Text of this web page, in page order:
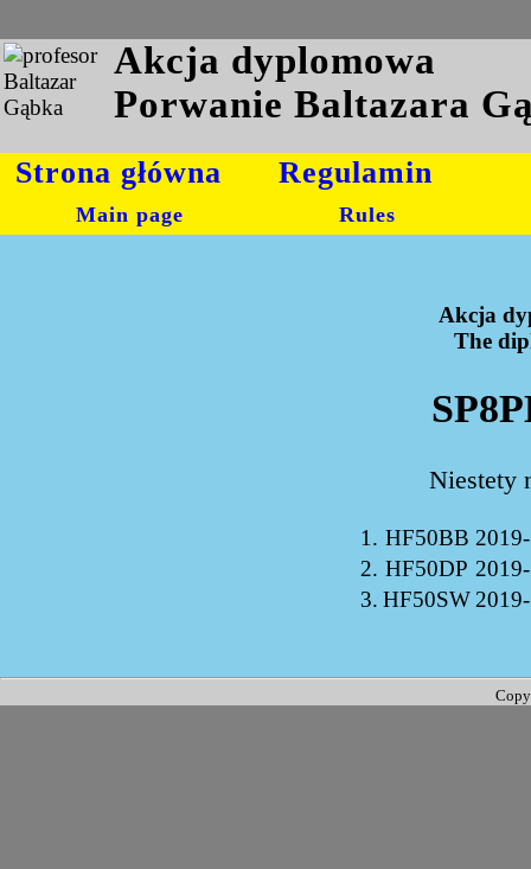
Akcja dyplomowa
Porwanie Baltazara
Strona główna
Main page
Regulamin
Rules
Akcja
The
Niestety
1. HF50BB
2. HF50DP
3. HF50SW